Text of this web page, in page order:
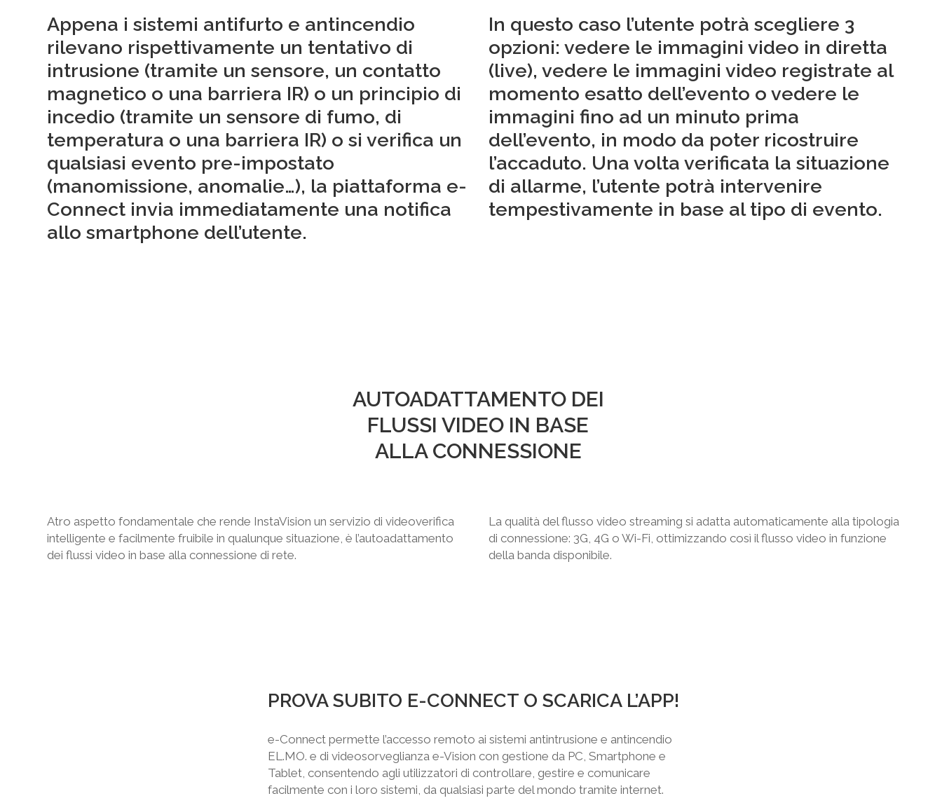
Appena i sistemi antifurto e antincendio
rilevano rispettivamente un tentativo di
intrusione (tramite un sensore, un contatto
magnetico o una barriera IR) o un principio di
incedio (tramite un sensore di fumo, di
temperatura o una barriera IR) o si verifica un
qualsiasi evento pre-impostato
(manomissione, anomalie…), la piattaforma e-
Connect invia immediatamente una notifica
allo smartphone dell’utente.
In questo caso l’utente potrà scegliere 3
opzioni: vedere le immagini video in diretta
(live), vedere le immagini video registrate al
momento esatto dell’evento o vedere le
immagini fino ad un minuto prima
dell’evento, in modo da poter ricostruire
l’accaduto. Una volta verificata la situazione
di allarme, l’utente potrà intervenire
tempestivamente in base al tipo di evento.
AUTOADATTAMENTO DEI
FLUSSI VIDEO IN BASE
ALLA CONNESSIONE
Atro aspetto fondamentale che rende InstaVision un servizio di videoverifica
intelligente e facilmente fruibile in qualunque situazione, è l’autoadattamento
dei flussi video in base alla connessione di rete.
La qualità del flusso video streaming si adatta automaticamente alla tipologia
di connessione: 3G, 4G o Wi-Fi, ottimizzando così il flusso video in funzione
della banda disponibile.
PROVA SUBITO E-CONNECT O SCARICA L’APP!
e-Connect permette l’accesso remoto ai sistemi antintrusione e antincendio
EL.MO. e di videosorveglianza e-Vision con gestione da PC, Smartphone e
Tablet, consentendo agli utilizzatori di controllare, gestire e comunicare
facilmente con i loro sistemi, da qualsiasi parte del mondo tramite internet.